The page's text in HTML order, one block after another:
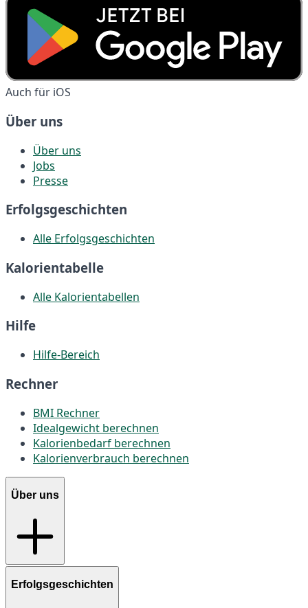
Auch für iOS
Über uns
Über uns
Jobs
Presse
Erfolgsgeschichten
Alle Erfolgsgeschichten
Kalorientabelle
Alle Kalorientabellen
Hilfe
Hilfe-Bereich
Rechner
BMI Rechner
Idealgewicht berechnen
Kalorienbedarf berechnen
Kalorienverbrauch berechnen
Über uns
Erfolgsgeschichten